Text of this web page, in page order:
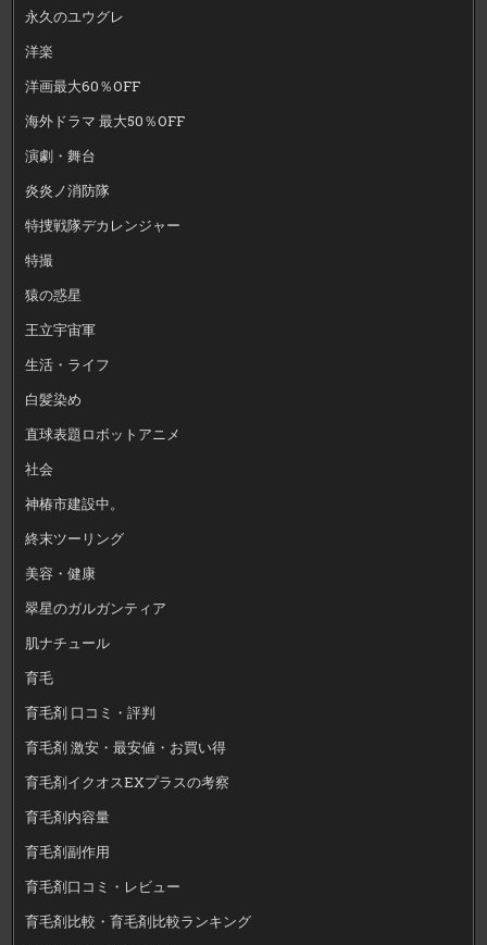
永久のユウグレ
洋楽
洋画最大60％OFF
海外ドラマ 最大50％OFF
演劇・舞台
炎炎ノ消防隊
特捜戦隊デカレンジャー
特撮
猿の惑星
王立宇宙軍
生活・ライフ
白髪染め
直球表題ロボットアニメ
社会
神椿市建設中。
終末ツーリング
美容・健康
翠星のガルガンティア
肌ナチュール
育毛
育毛剤 口コミ・評判
育毛剤 激安・最安値・お買い得
育毛剤イクオスEXプラスの考察
育毛剤内容量
育毛剤副作用
育毛剤口コミ・レビュー
育毛剤比較・育毛剤比較ランキング